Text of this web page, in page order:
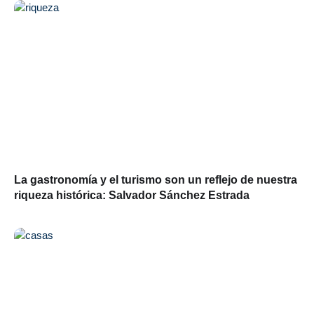
La gastronomía y el turismo son un reflejo de nuestra
riqueza histórica: Salvador Sánchez Estrada